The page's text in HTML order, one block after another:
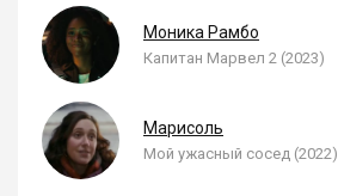
Моника Рамбо
Капитан Марвел 2 (2023)
Марисоль
Мой ужасный сосед (2022)